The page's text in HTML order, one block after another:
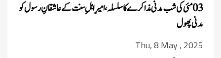
03 مئی کی شب مدنی مذاکرے کا سلسلہ ، امیرِ اہلِ سنت کے عاشقانِ رسول کو
مدنی پھول
Thu, 8 May , 2025